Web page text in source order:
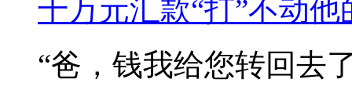
十万元汇款“打”不动他
“爸，钱我给您转回去